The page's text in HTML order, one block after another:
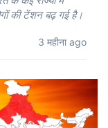
की टेंशन बढ़ गई है।
3 महीना ago